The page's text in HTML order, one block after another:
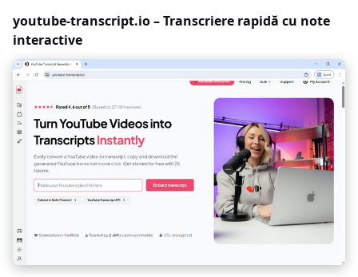
youtube-transcript.io – Transcriere rapidă cu note
interactive